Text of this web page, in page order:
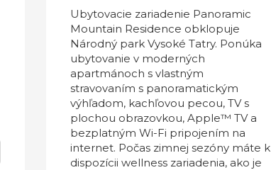
Ubytovacie zariadenie Panoramic
Mountain Residence obklopuje
Národný park Vysoké Tatry. Ponúka
ubytovanie v moderných
apartmánoch s vlastným
stravovaním s panoramatickým
výhľadom, kachľovou pecou, TV s
plochou obrazovkou, Apple™ TV a
bezplatným Wi-Fi pripojením na
internet. Počas zimnej sezóny máte k
dispozícii wellness zariadenia, ako je